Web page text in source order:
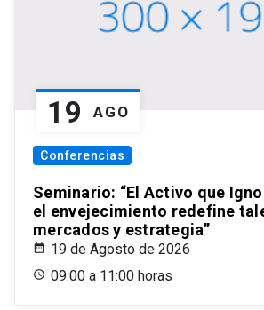
19 AGO
Conferencias
Seminario: “El Activo que
el envejecimiento redefine
mercados y estrategia”
19 de Agosto de 2026
09:00 a 11:00 horas